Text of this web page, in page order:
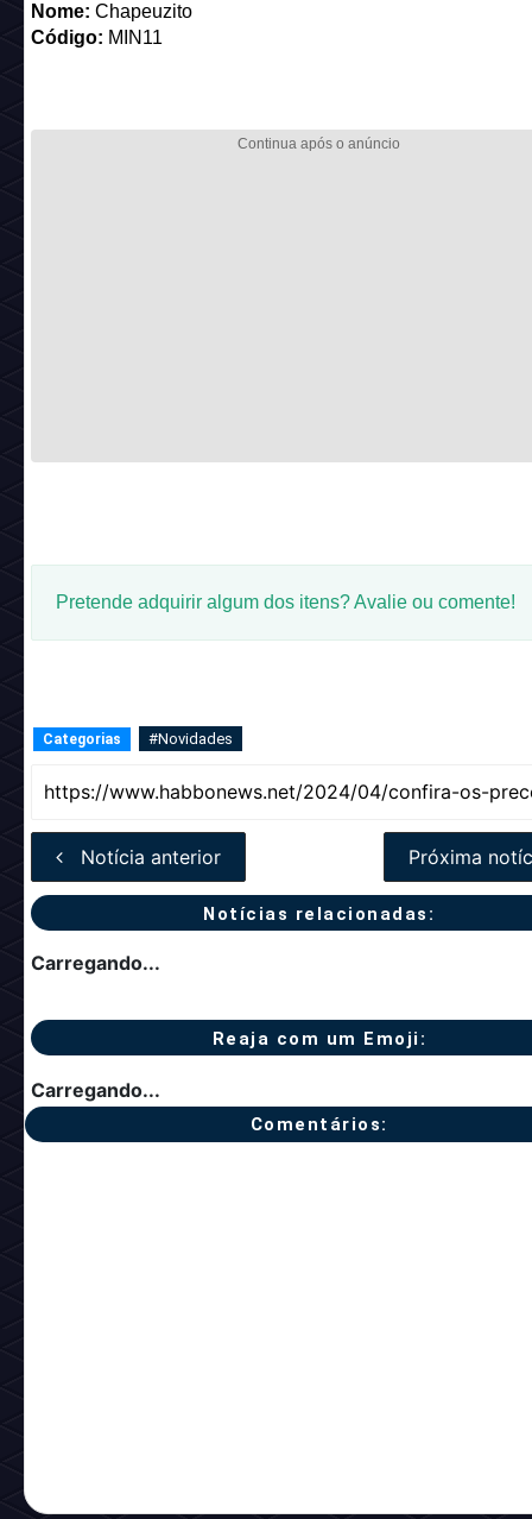
Nome: Chapeuzito
Código: MIN11
Pretende adquirir algum dos itens? Avalie ou comente!
Categorias #Novidades
Notícia anterior Próxima
Notícias relacionadas:
Carregando...
Reaja com um Emoji:
Carregando...
Comentários: